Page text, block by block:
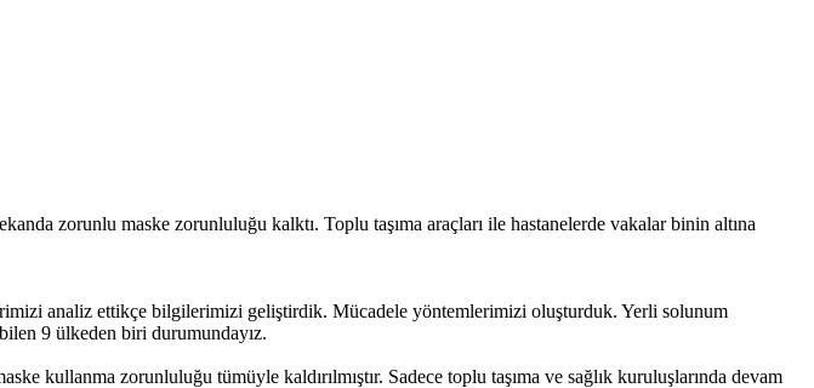
zorunlu maske zorunluluğu kalktı. Toplu taşıma araçları ile hastanelerde vakalar binin altına
analiz ettikçe bilgilerimizi geliştirdik. Mücadele yöntemlerimizi oluşturduk. Yerli solunum
9 ülkeden biri durumundayız.
kullanma zorunluluğu tümüyle kaldırılmıştır. Sadece toplu taşıma ve sağlık kuruluşlarında devam